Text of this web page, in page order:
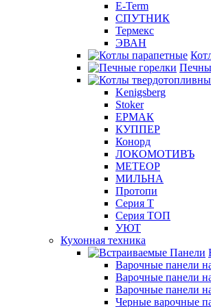
E-Term
СПУТНИК
Термекс
ЭВАН
Kenigsberg
Stoker
ЕРМАК
КУППЕР
Конорд
ЛОКОМОТИВЪ
МЕТЕОР
МИЛЬНА
Протопи
Серия Т
Серия ТОП
УЮТ
Кухонная техника
Варочные панели
Варочные панели
Варочные панели
Черные варочные